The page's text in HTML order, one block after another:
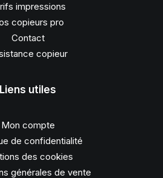
impressions
copieurs pro
Contact
copieur
Liens utiles
Mon compte
de confidentialité
des cookies
générales de vente